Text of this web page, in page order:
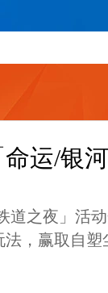
命运/银
道之夜」活
，赢取自